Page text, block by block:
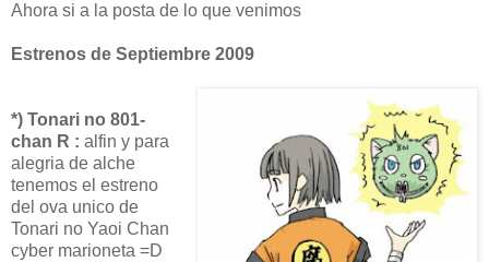
Ahora si a la posta de lo que venimos
Estrenos de Septiembre 2009
*) Tonari no 801-
chan R : alfin y para
alegria de alche
tenemos el estreno
del ova unico de
Tonari no Yaoi Chan
cyber marioneta =D